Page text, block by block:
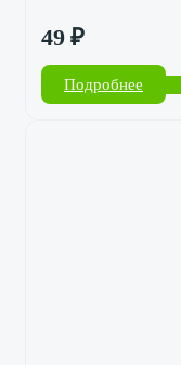
49 ₽
Подробнее